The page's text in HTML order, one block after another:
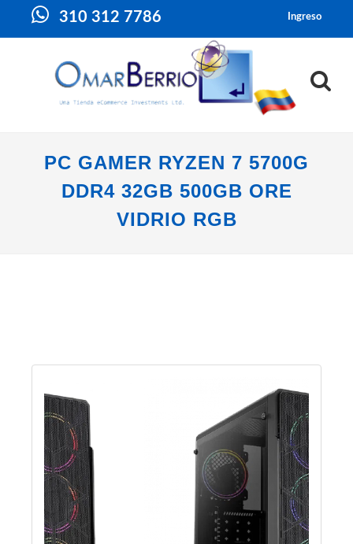
310 312 7786 Ingreso
PC GAMER RYZEN 7 5700G
DDR4 32GB 500GB ORE
VIDRIO RGB